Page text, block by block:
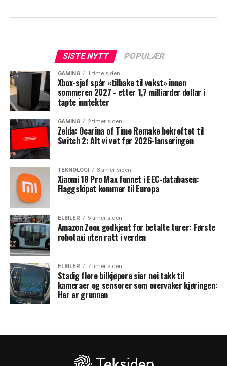
SISTE NYTT POPULÆR
GAMING 1 time siden
Xbox-sjef spår «tilbake til vekst» innen
sommeren 2027 - etter 1,7 milliarder dollar i
tapte inntekter
GAMING 2 timer siden
Zelda: Ocarina of Time Remake bekreftet til
Switch 2: Alt vi vet før 2026-lanseringen
TEKNOLOGI 3 timer siden
Xiaomi 18 Pro Max funnet i EEC-databasen:
Flaggskipet kommer til Europa
ELBILER 5 timer siden
Amazon Zoox godkjent for betalte turer: Første
robotaxi uten ratt i verden
ELBILER 7 timer siden
Stadig flere bilkjøpere sier nei takk til
kameraer og sensorer som overvåker kjøringen:
Her er grunnen